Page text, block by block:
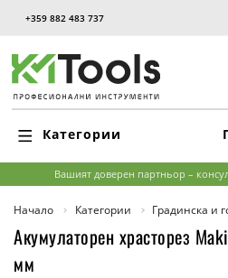
+359 882 483 737
Категории
Вашият доверен партньор –
Начало Категории Градинска и
Акумулаторен храсторез
мм